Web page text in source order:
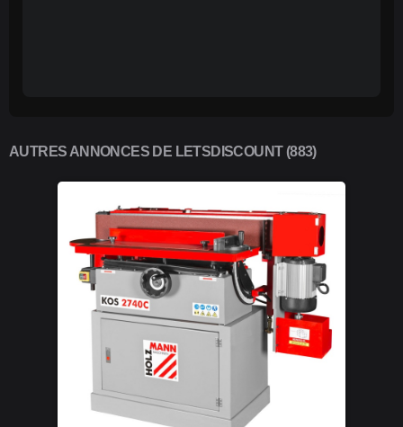
AUTRES ANNONCES DE LETSDISCOUNT (883)